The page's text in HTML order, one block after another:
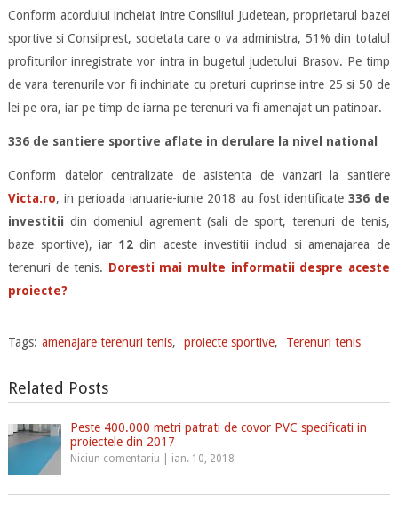
Conform acordului incheiat intre Consiliul Judetean, proprietarul bazei
sportive si Consilprest, societata care o va administra, 51% din totalul
profiturilor inregistrate vor intra in bugetul judetului Brasov. Pe timp
de vara terenurile vor fi inchiriate cu preturi cuprinse intre 25 si 50 de
lei pe ora, iar pe timp de iarna pe terenuri va fi amenajat un patinoar.
336 de santiere sportive aflate in derulare la nivel national
Conform datelor centralizate de asistenta de vanzari la santiere
Victa.ro, in perioada ianuarie-iunie 2018 au fost identificate336 de
investitii din domeniul agrement (sali de sport, terenuri de tenis,
baze sportive), iar 12din aceste investitii includ si amenajarea de
terenuri de tenis. Doresti mai multe informatii despre aceste
proiecte?
Tags: amenajare terenuri tenis, proiecte sportive, Terenuri tenis
Related Posts
Peste 400.000 metri patrati de covor PVC specificati in
proiectele din 2017
Niciun comentariu ian. 10, 2018